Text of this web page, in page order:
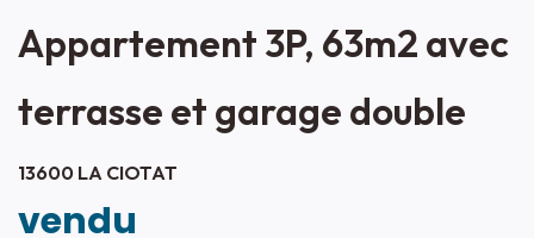
Appartement 3P, 63m2 avec
terrasse et garage double
13600 LA CIOTAT
vendu